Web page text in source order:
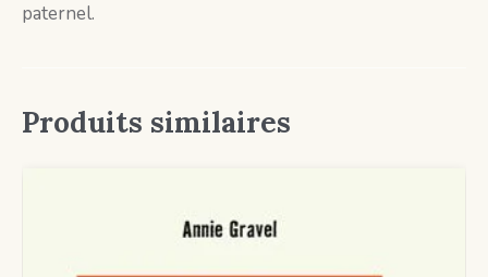
paternel.
Produits similaires